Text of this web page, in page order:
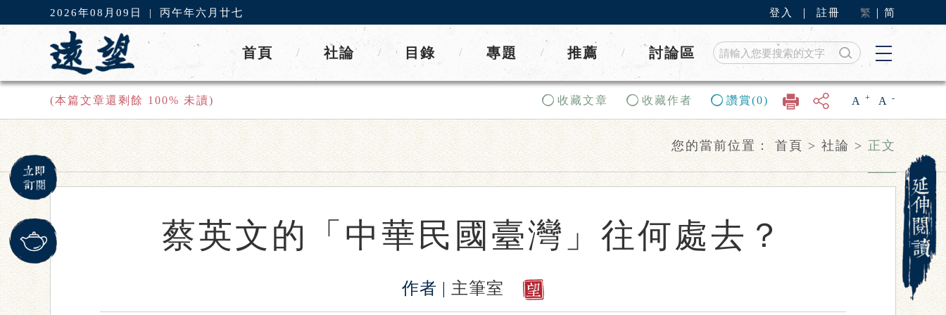
2026年08月09日 | 丙午年六月廿七 登入 註冊 繁 简
首頁 / 社論 / 目錄 / 專題 / 推薦 / 討論區
(本篇文章還剩餘 100% 未讀) 收藏文章 收藏作者 讚賞(0) A + A -
您的當前位置：首頁>社論 >正文
蔡英文的「中華民國臺灣」往何處去？
作者 | 主筆室